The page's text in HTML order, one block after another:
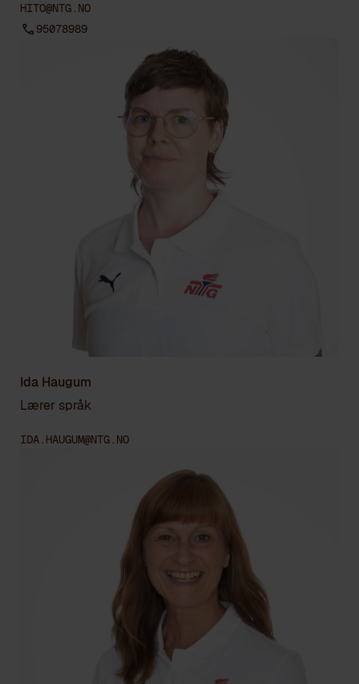
HITO@NTG.NO
95078989
Ida Haugum
Lærer språk
IDA.HAUGUM@NTG.NO